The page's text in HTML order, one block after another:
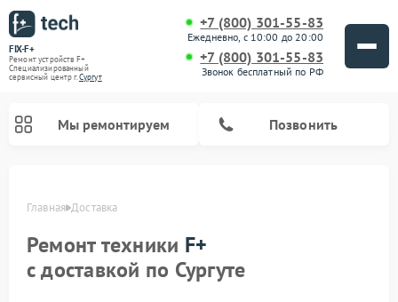
FIX-F+
Ремонт устройств F+
Специализированный
cервисный центр г.Сургут
+7 (800) 301-55-83
Ежедневно, с 10:00 до 20:00
+7 (800) 301-55-83
Звонок бесплатный по РФ
Мы ремонтируем Позвонить
Главная Доставка
Ремонт техники F+
с доставкой по Сургуте